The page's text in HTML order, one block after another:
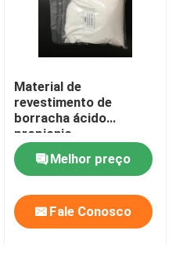
Material de
revestimento de
borracha ácido
propionic
(hydroxymethyl) de
DMPA 2,2-Bis CAS
4767-03-7
Melhor preço
Fale Conosco